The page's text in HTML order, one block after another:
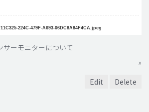
224C-479F-A693-06DC8A84F4CA.jpeg
サーモニターについて
»
Edit Delete